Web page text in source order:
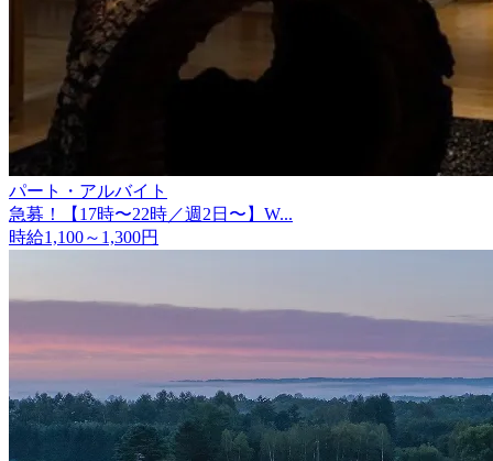
パート・アルバイト
急募！【17時〜22時／週2日〜】W...
時給1,100～1,300円